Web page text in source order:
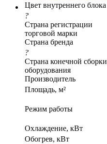
Цвет внутреннего блока
?
Страна регистрации
торговой марки
Страна бренда
?
Страна конечной сборки
оборудования
Производитель
Площадь, м²
Режим работы
Охлаждение, кВт
Обогрев, кВт